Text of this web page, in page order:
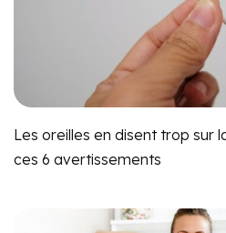
Les oreilles en disent trop sur
ces 6 avertissements